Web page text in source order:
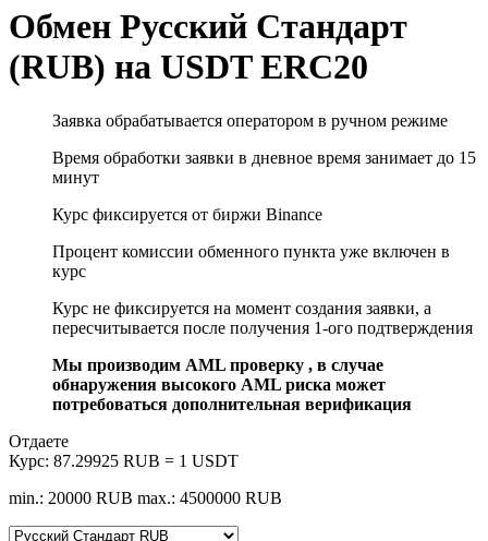
Обмен Русский Стандарт
(RUB) на USDT ERC20
Заявка обрабатывается оператором в ручном режиме
Время обработки заявки в дневное время занимает до 15
минут
Курс фиксируется от биржи Binance
Процент комиссии обменного пункта уже включен в
курс
Курс не фиксируется на момент создания заявки, а
пересчитывается после получения 1-ого подтверждения
Мы производим AML проверку , в случае
обнаружения высокого AML риска может
потребоваться дополнительная верификация
Отдаете
Курс: 87.29925 RUB = 1 USDT
min.: 20000 RUB max.: 4500000 RUB